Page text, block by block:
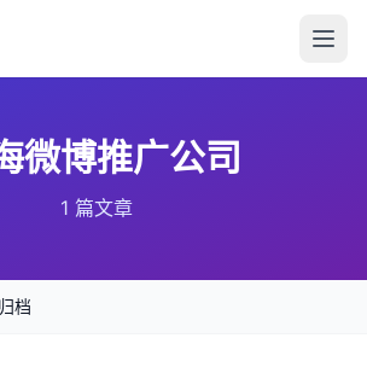
微博推广公司
1 篇文章
归档